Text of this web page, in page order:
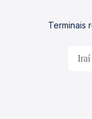
Terminais
Iraí